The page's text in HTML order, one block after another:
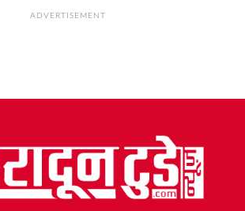
ADVERTISEMENT